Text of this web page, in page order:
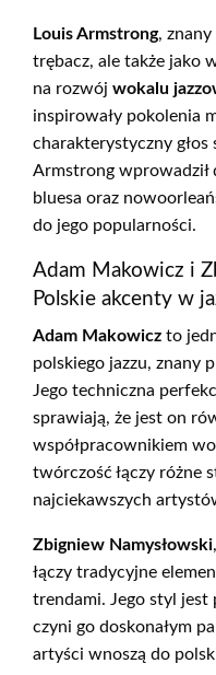
Louis Armstrong,
trębacz, ale także jako
na rozwój wokalu
inspirowały pokolenia
charakterystyczny głos
Armstrong wprowadził
bluesa oraz
do jego popularności.
Adam Makowicz i
Polskie akcenty w
Adam Makowicz to
polskiego jazzu, znany
Jego techniczna
sprawiają, że jest on
współpracownikiem
twórczość łączy różne
najciekawszych
Zbigniew Namysłowski
łączy tradycyjne
trendami. Jego styl jest
czyni go doskonałym
artyści wnoszą do